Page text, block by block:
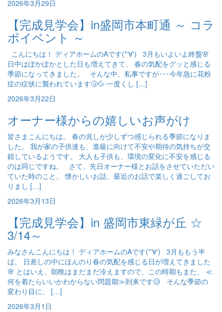
2026年3月29日
【完成見学会】in盛岡市本町通 ～ コラ
ボイベント ～
こんにちは！ ディアホームのAです(*‘∀‘) 3月もいよいよ終盤🌸
日中はぽかぽかとした日も増えてきて、 春の気配をグッと感じる
季節になってきました。 そんな中、私事ですが･･･今年急に花粉
症の症状に襲われています🤧💦 一度くし […]
2026年3月22日
オーナー様からの嬉しいお声がけ
皆さまこんにちは。 春の兆しが少しずつ感じられる季節になりま
した。 我が家の子供達も、進級に向けて不安や期待の気持ちが交
錯しているようです。 大人も子供も、環境の変化に不安を感じる
のは同じですね。 さて、先日オーナー様とお話をさせていただい
ていた時のこと。 懐かしいお話、最近のお話で楽しく過ごしてお
りまし […]
2026年3月13日
【完成見学会】in 盛岡市東緑が丘 ☆
3/14～
みなさんこんにちは！ ディアホームのAです(*‘∀‘) 3月ももう半
ば。 日差しの中にほんのり春の気配を感じる日が増えてきました
🌸 とはいえ、朝晩はまだまだ冷えますので、この時期もまた、 ≪
何を着たらいいかわからない問題期≫到来です😥 そんな季節の
変わり目に、 […]
2026年3月1日